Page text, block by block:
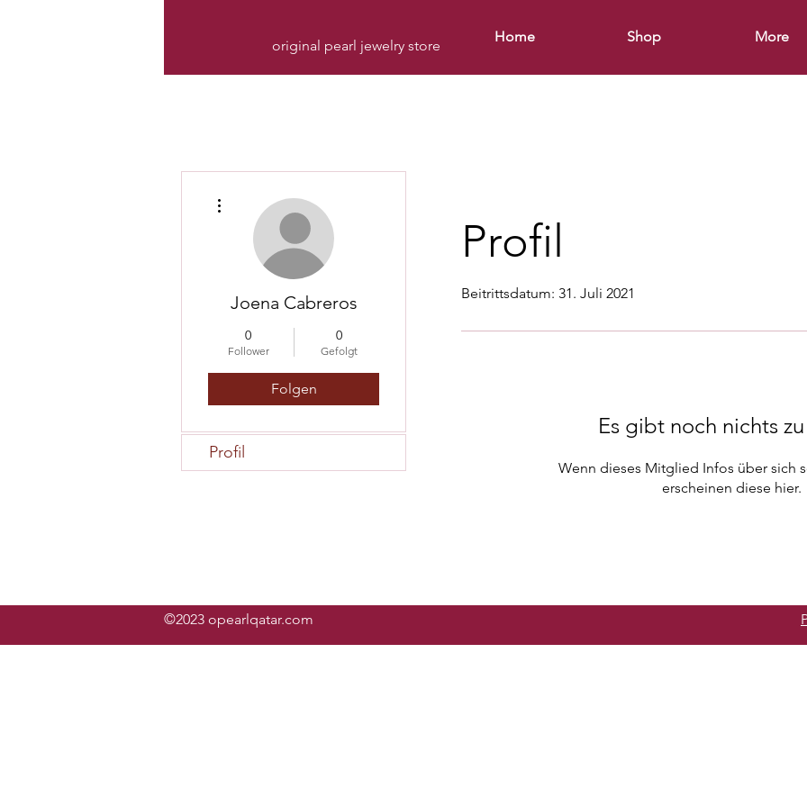
original pearl jewelry store
Home Shop More
Profil
Beitrittsdatum: 31. Juli 2021
Es gibt noch nichts
Wenn dieses Mitglied Infos über sich
erscheinen diese hier.
Joena Cabreros
0
Follower
0
Gefolgt
Folgen
Profil
©2023 opearlqatar.com